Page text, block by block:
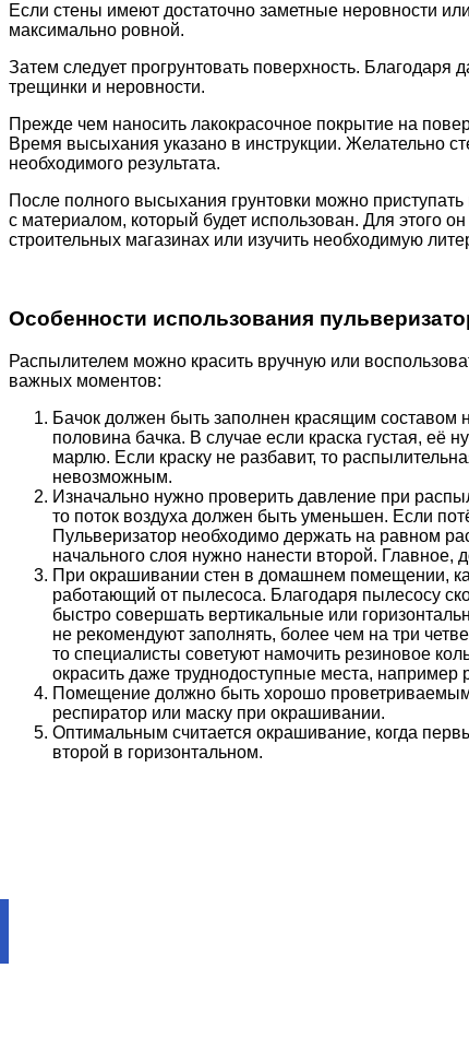
Если стены имеют достаточно заметные неровности
максимально ровной.
Затем следует прогрунтовать поверхность.
трещинки и неровности.
Прежде чем наносить лакокрасочное покрытие на
Время высыхания указано в инструкции. Желательно
необходимого результата.
После полного высыхания грунтовки можно
с материалом, который будет использован. Для этого
строительных магазинах или изучить необходимую
Особенности использования
Распылителем можно красить вручную или
важных моментов:
Бачок должен быть заполнен красящим составом
половина бачка. В случае если краска густая, её
марлю. Если краску не разбавит, то
невозможным.
Изначально нужно проверить давление при
то поток воздуха должен быть уменьшен. Если
Пульверизатор необходимо держать на равном
начального слоя нужно нанести второй. Главное,
При окрашивании стен в домашнем помещении,
работающий от пылесоса. Благодаря пылесосу
быстро совершать вертикальные или
не рекомендуют заполнять, более чем на три
то специалисты советуют намочить резиновое
окрасить даже труднодоступные места,
Помещение должно быть хорошо
респиратор или маску при окрашивании.
Оптимальным считается окрашивание, когда
второй в горизонтальном.